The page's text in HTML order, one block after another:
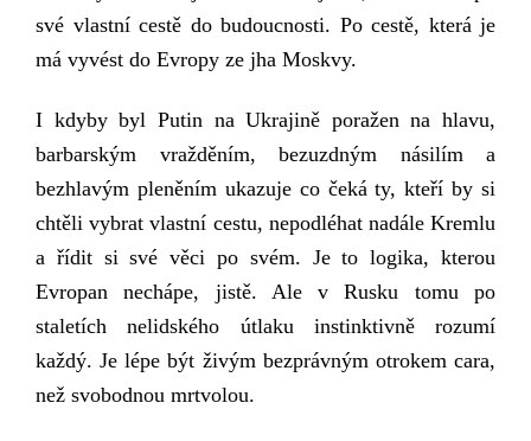
své vlastní cestě do budoucnosti. Po cestě, která je
má vyvést do Evropy ze jha Moskvy.
I kdyby byl Putin na Ukrajině poražen na hlavu,
barbarským vražděním, bezuzdným násilím a
bezhlavým pleněním ukazuje co čeká ty, kteří by si
chtěli vybrat vlastní cestu, nepodléhat nadále Kremlu
a řídit si své věci po svém. Je to logika, kterou
Evropan nechápe, jistě. Ale v Rusku tomu po
staletích nelidského útlaku instinktivně rozumí
každý. Je lépe být živým bezprávným otrokem cara,
než svobodnou mrtvolou.